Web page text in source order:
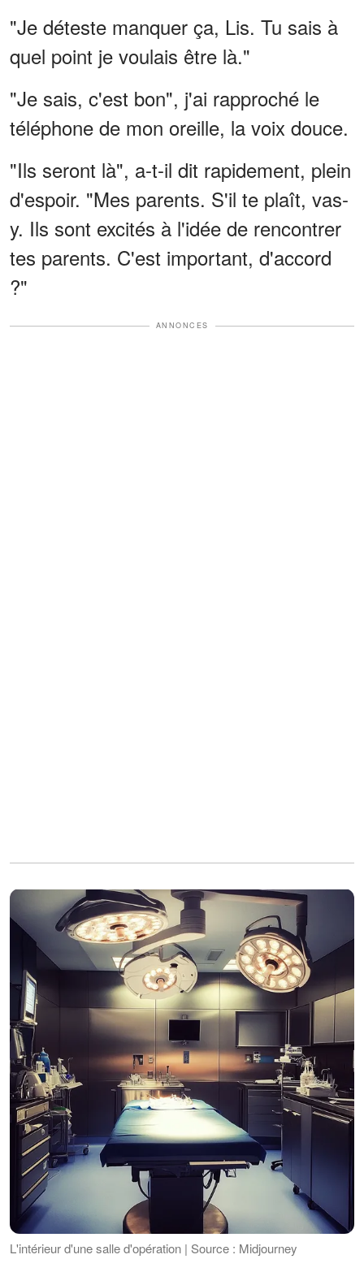
"Je déteste manquer ça, Lis. Tu sais à
quel point je voulais être là."
"Je sais, c'est bon", j'ai rapproché le
téléphone de mon oreille, la voix douce.
"Ils seront là", a-t-il dit rapidement, plein
d'espoir. "Mes parents. S'il te plaît, vas-
y. Ils sont excités à l'idée de rencontrer
tes parents. C'est important, d'accord
?"
ANNONCES
L'intérieur d'une salle d'opération | Source : Midjourney